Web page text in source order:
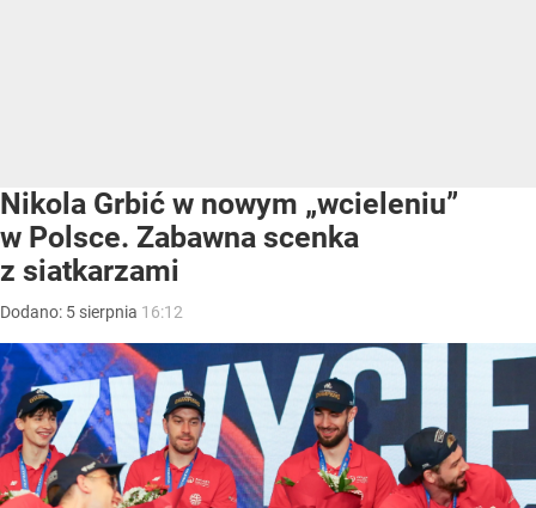
Nikola Grbić w nowym „wcieleniu”
w Polsce. Zabawna scenka
z siatkarzami
Dodano: 5 sierpnia 16:12